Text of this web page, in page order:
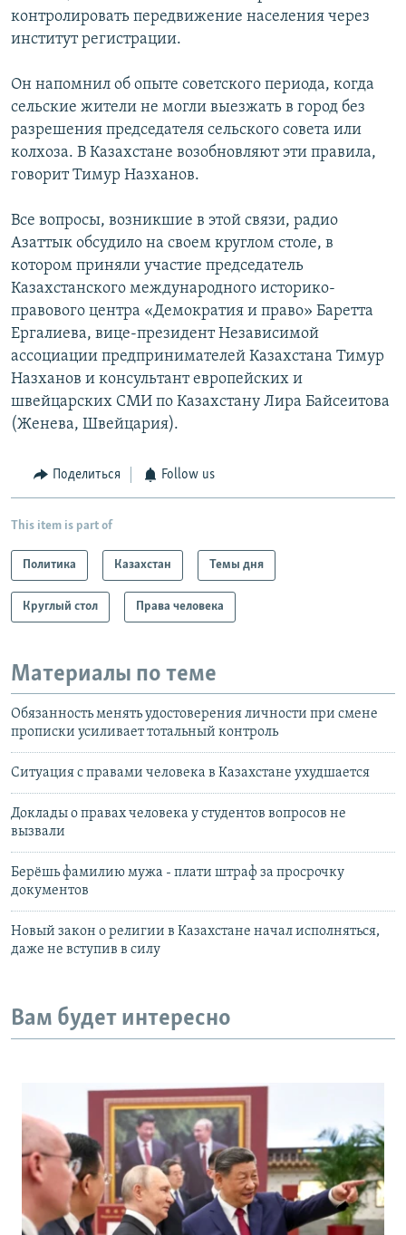
контролировать передвижение населения через
институт регистрации.
Он напомнил об опыте советского периода, когда
сельские жители не могли выезжать в город без
разрешения председателя сельского совета или
колхоза. В Казахстане возобновляют эти правила,
говорит Тимур Назханов.
Все вопросы, возникшие в этой связи, радио
Азаттык обсудило на своем круглом столе, в
котором приняли участие председатель
Казахстанского международного историко-
правового центра «Демократия и право» Баретта
Ергалиева, вице-президент Независимой
ассоциации предпринимателей Казахстана Тимур
Назханов и консультант европейских и
швейцарских СМИ по Казахстану Лира Байсеитова
(Женева, Швейцария).
Поделиться Follow us
This item is part of
Политика Казахстан Темы дня
Круглый стол Права человека
Материалы по теме
Обязанность менять удостоверения личности при смене
прописки усиливает тотальный контроль
Ситуация с правами человека в Казахстане ухудшается
Доклады о правах человека у студентов вопросов не
вызвали
Берёшь фамилию мужа - плати штраф за просрочку
документов
Новый закон о религии в Казахстане начал исполняться,
даже не вступив в силу
Вам будет интересно